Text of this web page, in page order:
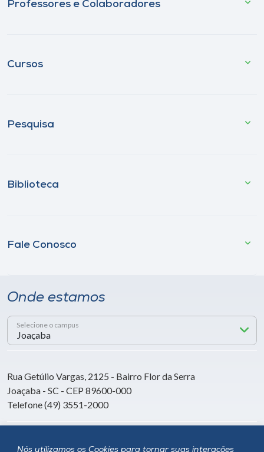
Nós utilizamos os Cookies para tornar suas interações
Professores e Colaboradores
Cursos
Pesquisa
Biblioteca
Fale Conosco
Onde estamos
Selecione o campus
Rua Getúlio Vargas, 2125 - Bairro Flor da Serra
Joaçaba - SC - CEP 89600-000
Telefone (49) 3551-2000
Siga a Unoesc